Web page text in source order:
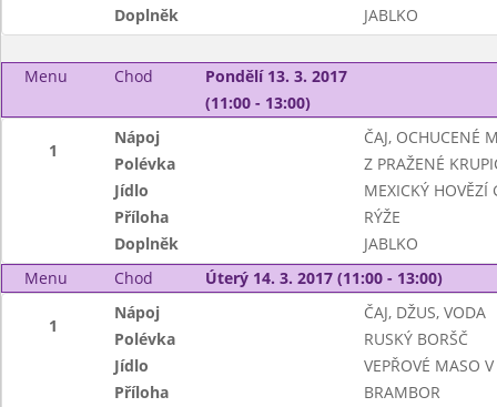
Doplněk
JABLKO
Menu Chod
Pondělí 13. 3. 2017
(11:00 - 13:00)
1
Nápoj
ČAJ, OCHUCENÉ
Polévka
Z PRAŽENÉ
Jídlo
MEXICKÝ HOVĚZÍ
Příloha
RÝŽE
Doplněk
JABLKO
Menu
Chod Úterý 14. 3. 2017 (11:00 - 13:00)
1
Nápoj
ČAJ, DŽUS, VODA
Polévka
RUSKÝ BORŠČ
Jídlo
VEPŘOVÉ MASO
Příloha
BRAMBOR